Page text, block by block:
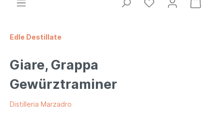
Edle Destillate
Giare, Grappa
Gewürztraminer
Distilleria Marzadro